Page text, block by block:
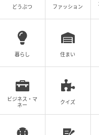
どうぶつ ファッション
暮らし 住まい
ビジネス・マ
ネー
クイズ